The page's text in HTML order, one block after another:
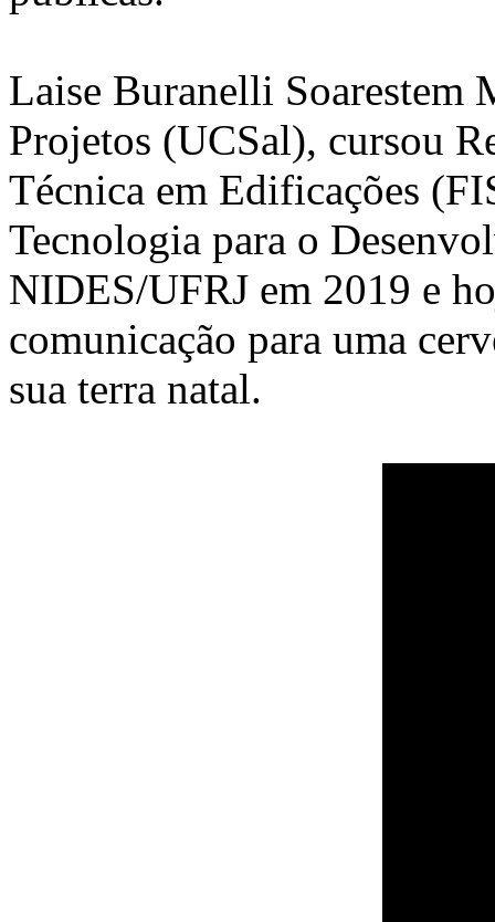
Laise Buranelli Soarestem
Projetos (UCSal), cursou
Técnica em Edificações
Tecnologia para o
NIDES/UFRJ em 2019 e
comunicação para uma
sua terra natal.